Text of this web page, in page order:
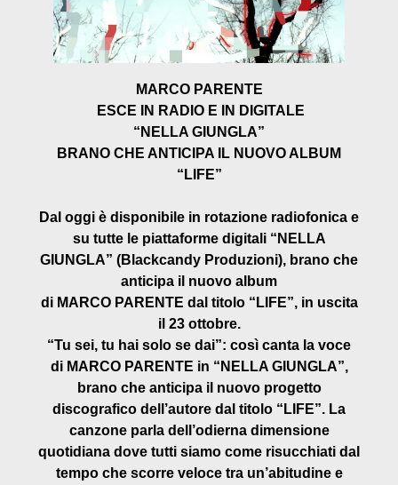
MARCO PARENTE
ESCE IN RADIO E IN DIGITALE
“NELLA GIUNGLA”
BRANO CHE ANTICIPA IL NUOVO ALBUM
“LIFE”
Dal oggi è disponibile in rotazione radiofonica e
su tutte le piattaforme digitali “NELLA
GIUNGLA” (Blackcandy Produzioni), brano che
anticipa il nuovo album
di MARCO PARENTE dal titolo “LIFE”, in uscita
il 23 ottobre.
“Tu sei, tu hai solo se dai”: così canta la voce
di MARCO PARENTE in “NELLA GIUNGLA”,
brano che anticipa il nuovo progetto
discografico dell’autore dal titolo “LIFE”. La
canzone parla dell’odierna dimensione
quotidiana dove tutti siamo come risucchiati dal
tempo che scorre veloce tra un’abitudine e